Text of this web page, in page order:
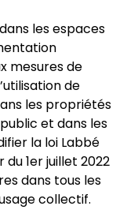
les espaces
mesures de
de
les propriétés
et dans les
la loi Labbé
1er juillet 2022
dans tous les
collectif.